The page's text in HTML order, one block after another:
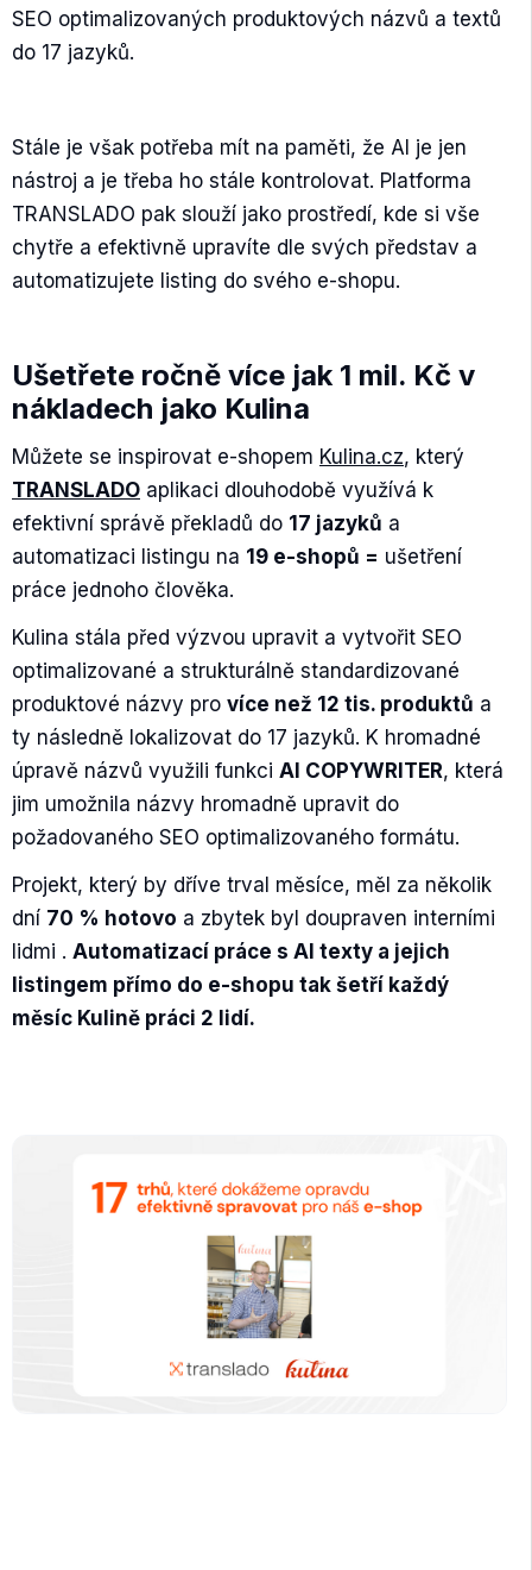
SEO optimalizovaných produktových názvů a textů
do 17 jazyků.
Stále je však potřeba mít na paměti, že AI je jen
nástroj a je třeba ho stále kontrolovat. Platforma
TRANSLADO pak slouží jako prostředí, kde si vše
chytře a efektivně upravíte dle svých představ a
automatizujete listing do svého e-shopu.
Ušetřete ročně více jak 1 mil. Kč v
nákladech jako Kulina
Můžete se inspirovat e-shopem Kulina.cz, který
TRANSLADO aplikaci dlouhodobě využívá k
efektivní správě překladů do 17 jazyků a
automatizaci listingu na 19 e-shopů = ušetření
práce jednoho člověka.
Kulina stála před výzvou upravit a vytvořit SEO
optimalizované a strukturálně standardizované
produktové názvy pro více než 12 tis. produktů a
ty následně lokalizovat do 17 jazyků. K hromadné
úpravě názvů využili funkci AI COPYWRITER, která
jim umožnila názvy hromadně upravit do
požadovaného SEO optimalizovaného formátu.
Projekt, který by dříve trval měsíce, měl za několik
dní 70 % hotovo a zbytek byl doupraven interními
lidmi . Automatizací práce s AI texty a jejich
listingem přímo do e-shopu tak šetří každý
měsíc Kulině práci 2 lidí.